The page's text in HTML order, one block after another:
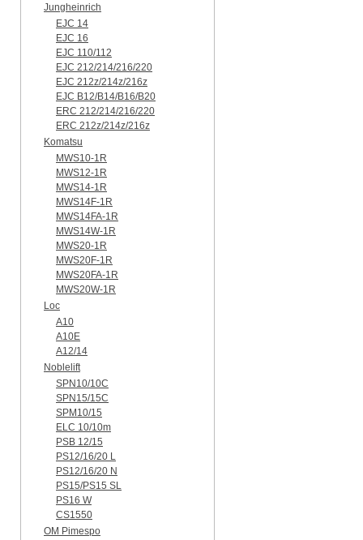
Jungheinrich
EJC 14
EJC 16
EJC 110/112
EJC 212/214/216/220
EJC 212z/214z/216z
EJC B12/B14/B16/B20
ERC 212/214/216/220
ERC 212z/214z/216z
Komatsu
MWS10-1R
MWS12-1R
MWS14-1R
MWS14F-1R
MWS14FA-1R
MWS14W-1R
MWS20-1R
MWS20F-1R
MWS20FA-1R
MWS20W-1R
Loc
A10
A10E
A12/14
Noblelift
SPN10/10C
SPN15/15C
SPM10/15
ELC 10/10m
PSB 12/15
PS12/16/20 L
PS12/16/20 N
PS15/PS15 SL
PS16 W
CS1550
OM Pimespo